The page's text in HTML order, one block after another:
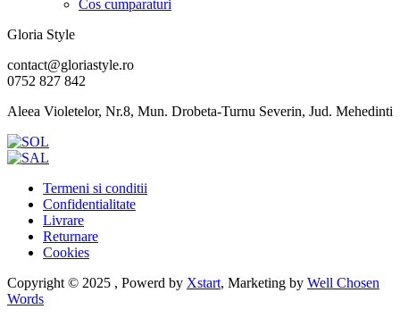
Cos cumparaturi
Gloria Style
contact@gloriastyle.ro
0752 827 842
Aleea Violetelor, Nr.8, Mun. Drobeta-Turnu Severin, Jud. Mehedinti
Termeni si conditii
Confidentialitate
Livrare
Returnare
Cookies
Copyright © 2025 , Powerd by Xstart, Marketing by Well Chosen
Words